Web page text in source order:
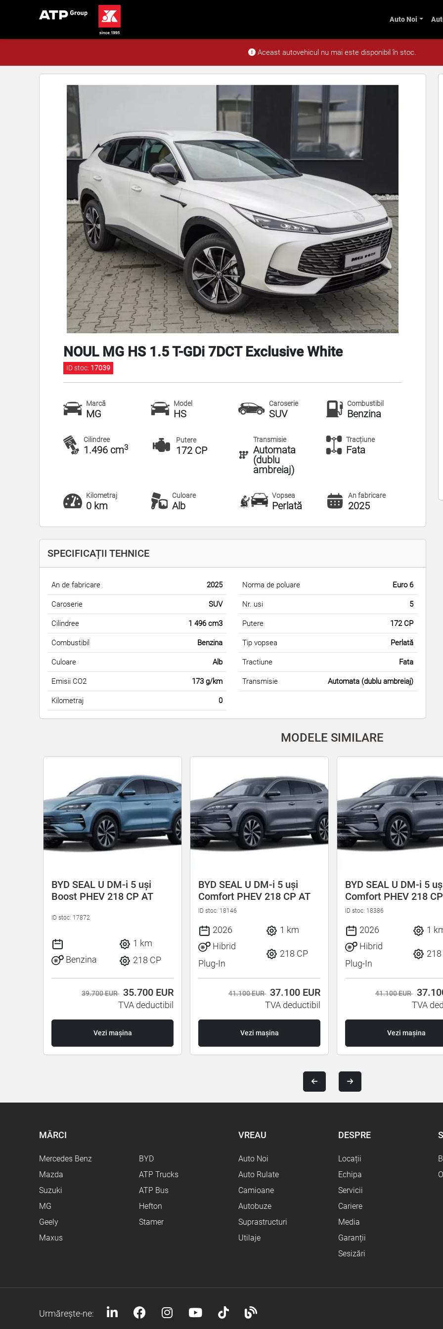
Auto Noi
Aceast autovehicul nu mai este disponibil în stoc.
NOUL MG HS 1.5 T-GDi 7DCT Exclusive White
NOUL MG HS 1.5 T-GDi 7DCT Exclusive White
ID stoc: 17039
Marcă
MG
Model
HS
Caroserie
SUV
Combustibil
Benzina
Cilindree
1.496 cm3
Putere
172 CP
Transmisie
Automata
(dublu
ambreiaj)
Tracțiune
Fata
Kilometraj
0 km
Culoare
Alb
Vopsea
Perlată
An fabricare
2025
SPECIFICAȚII TEHNICE
An de fabricare 2025
Caroserie SUV
Cilindree 1 496 cm3
Combustibil Benzina
Culoare Alb
Emisii CO2 173 g/km
Kilometraj 0
Norma de poluare Euro 6
Nr. usi 5
Putere 172 CP
Tip vopsea Perlată
Tractiune Fata
Transmisie Automata (dublu ambreiaj)
MODELE SIMILARE
BYD SEAL U DM-i 5 uși
Boost PHEV 218 CP AT
ID stoc: 17872
1 km
Benzina
218 CP
39.700 EUR 35.700 EUR
TVA deductibil
Vezi mașina
BYD SEAL U DM-i 5 uși
Comfort PHEV 218 CP AT
ID stoc: 18146
2026
1 km
Hibrid
Plug-In
218 CP
41.100 EUR 37.100 EUR
TVA deductibil
Vezi mașina
BYD SEAL U DM-i 5
Comfort PHEV 218
ID stoc: 18386
2026
1
Hibrid
Plug-In
218
41.100 EUR
TVA
Vezi mașina
MĂRCI
Mercedes Benz
Mazda
Suzuki
MG
Geely
Maxus
BYD
ATP Trucks
ATP Bus
Hefton
Stamer
VREAU
Auto Noi
Auto Rulate
Camioane
Autobuze
Suprastructuri
Utilaje
DESPRE
Locații
Echipa
Servicii
Cariere
Media
Garanții
Sesizări
Urmărește-ne: